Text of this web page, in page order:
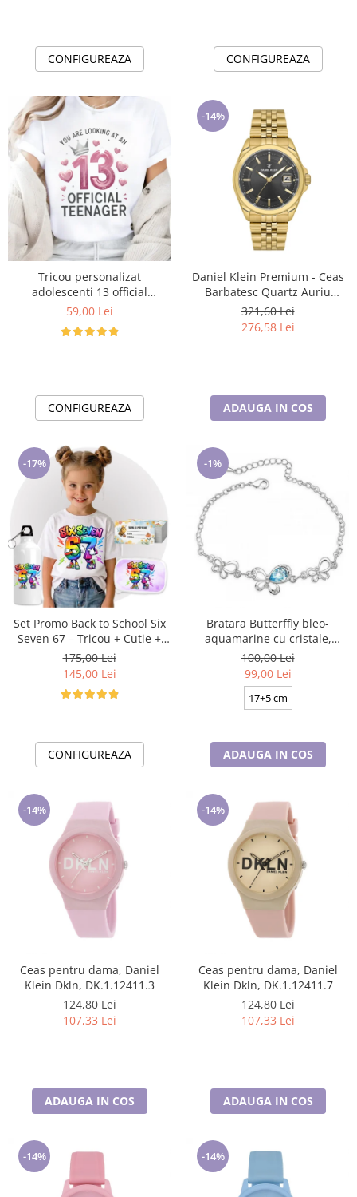
CONFIGUREAZA CONFIGUREAZA
Tricou personalizat
adolescenti 13 official
Teenager Cadou Inspirat59,00 Lei
CONFIGUREAZA
-14%
Daniel Klein Premium - Ceas
Barbatesc Quartz Auriu
DK.6.14205-4
321,60 Lei
276,58 Lei
ADAUGA IN COS
-17%
Set Promo Back to School Six
Seven 67 – Tricou + Cutie +
Bidon Personalizat pentru
copilul tău
175,00 Lei
145,00 Lei
CONFIGUREAZA
-1%
Bratara Butterffly bleo-
aquamarine cu cristale,
placata cu aur 18K
100,00 Lei
99,00 Lei
17+5 cm
ADAUGA IN COS
-14%
Ceas pentru dama, Daniel
Klein Dkln, DK.1.12411.3
124,80 Lei
107,33 Lei
ADAUGA IN COS
-14%
Ceas pentru dama, Daniel
Klein Dkln, DK.1.12411.7
124,80 Lei
107,33 Lei
ADAUGA IN COS
-14% -14%